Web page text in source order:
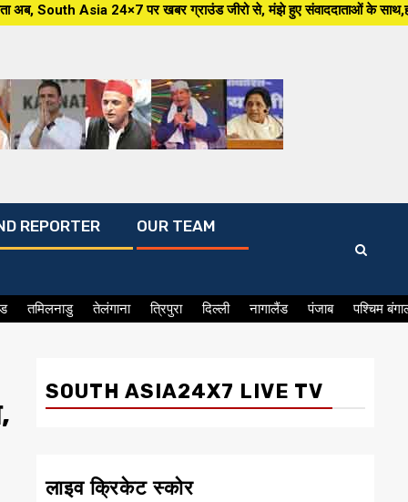
24×7 पर खबर ग्राउंड जीरो से, मंझे हुए संवाददाताओं के साथ,हर जन मुद्दे
REPORTER OUR TEAM
तमिलनाडु तेलंगाना त्रिपुरा दिल्ली नागालैंड पंजाब पश्चिम
SOUTH ASIA24X7 LIVE TV
लाइव क्रिकेट स्कोर